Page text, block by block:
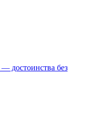
достоинства без